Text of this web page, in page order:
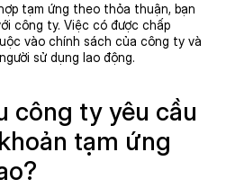
tạm ứng theo thỏa thuận, bạn
công ty. Việc có được chấp
vào chính sách của công ty và
sử dụng lao động.
công ty yêu cầu
tạm ứng